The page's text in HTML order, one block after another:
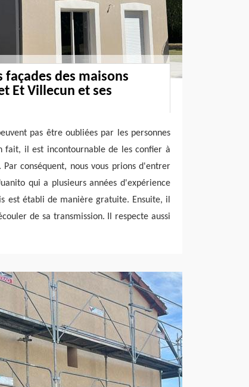
des maisons
Et Villecun et ses
pas être oubliées par les personnes
fait, il est incontournable de les confier à
conséquent, nous vous prions d'entrer
qui a plusieurs années d'expérience
est établi de manière gratuite. Ensuite, il
de sa transmission. Il respecte aussi